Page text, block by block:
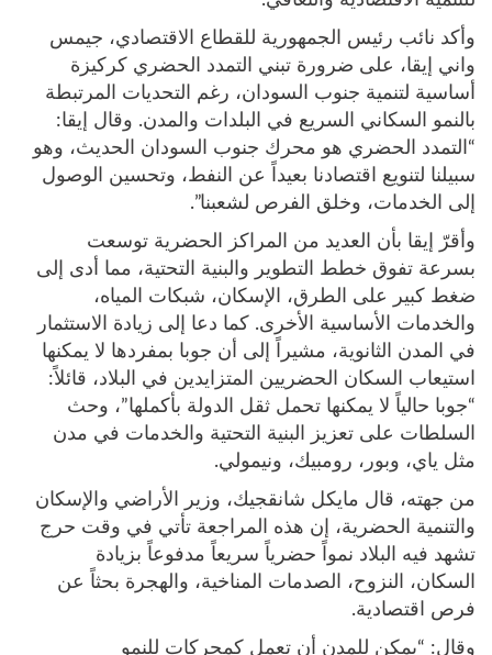
وأكد نائب رئيس الجمهورية للقطاع الاقتصادي، جيمس
واني إيقا، على ضرورة تبني التمدد الحضري كركيزة
أساسية لتنمية جنوب السودان، رغم التحديات المرتبطة
بالنمو السكاني السريع في البلدات والمدن. وقال إيقا:
“التمدد الحضري هو محرك جنوب السودان الحديث، وهو
سبيلنا لتنويع اقتصادنا بعيداً عن النفط، وتحسين الوصول
إلى الخدمات، وخلق الفرص لشعبنا”.
وأقرّ إيقا بأن العديد من المراكز الحضرية توسعت
بسرعة تفوق خطط التطوير والبنية التحتية، مما أدى إلى
ضغط كبير على الطرق، الإسكان، شبكات المياه،
والخدمات الأساسية الأخرى. كما دعا إلى زيادة الاستثمار
في المدن الثانوية، مشيراً إلى أن جوبا بمفردها لا يمكنها
استيعاب السكان الحضريين المتزايدين في البلاد، قائلاً:
“جوبا حالياً لا يمكنها تحمل ثقل الدولة بأكملها”، وحث
السلطات على تعزيز البنية التحتية والخدمات في مدن
مثل ياي، وبور، رومبيك، ونيمولي.
من جهته، قال مايكل شانقجيك، وزير الأراضي والإسكان
والتنمية الحضرية، إن هذه المراجعة تأتي في وقت حرج
تشهد فيه البلاد نمواً حضرياً سريعاً مدفوعاً بزيادة
السكان، النزوح، الصدمات المناخية، والهجرة بحثاً عن
فرص اقتصادية.
وقال: “يمكن للمدن أن تعمل كمحركات للنمو